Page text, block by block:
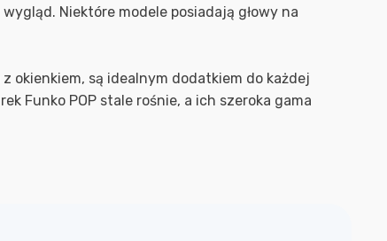
Niektóre modele posiadają głowy na
okienkiem, są idealnym dodatkiem do każdej
Funko POP stale rośnie, a ich szeroka gama